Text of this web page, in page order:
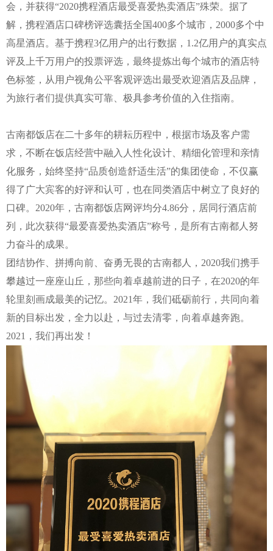
会，并获得“2020携程酒店最受喜爱热卖酒店”殊荣。据了
解，携程酒店口碑榜评选囊括全国400多个城市， 2000多个中
高星酒店。基于携程3亿用户的出行数据， 1.2亿用户的真实点
评及上千万用户的投票评选，最终提炼出每个城市的酒店特
色标签，从用户视角公平客观评选出最受欢迎酒店及品牌，
为旅行者们提供真实可靠、极具参考价值的入住指南。
古南都饭店在二十多年的耕耘历程中，根据市场及客户需
求，不断在饭店经营中融入人性化设计、精细化管理和亲情
化服务，始终坚持“品质创造舒适生活”的集团使命，不仅赢
得了广大宾客的好评和认可，也在同类酒店中树立了良好的
口碑。 2020年，古南都饭店网评均分4.86分，居同行酒店前
列，此次获得“最爱喜爱热卖酒店”称号，是所有古南都人努
力奋斗的成果。
团结协作、拼搏向前、奋勇无畏的古南都人， 2020我们携手
攀越过一座座山丘，那些向着卓越前进的日子，在2020的年
轮里刻画成最美的记忆。 2021年，我们砥砺前行，共同向着
新的目标出发，全力以赴，与过去清零，向着卓越奔跑。
2021 ，我们再出发！